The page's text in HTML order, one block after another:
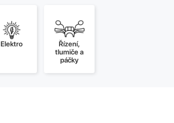
Elektro
Řízení,
tlumiče a
páčky